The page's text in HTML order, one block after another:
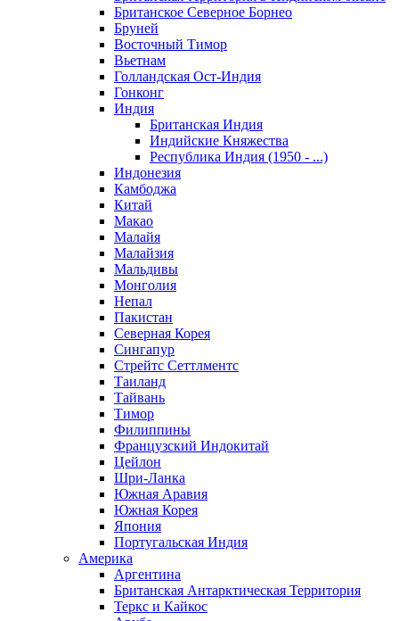
Британское Северное Борнео
Бруней
Восточный Тимор
Вьетнам
Голландская Ост-Индия
Гонконг
Индия
Британская Индия
Индийские Княжества
Республика Индия (1950 - ...)
Индонезия
Камбоджа
Китай
Макао
Малайя
Малайзия
Мальдивы
Монголия
Непал
Пакистан
Северная Корея
Сингапур
Стрейтс Сеттлментс
Таиланд
Тайвань
Тимор
Филиппины
Французский Индокитай
Цейлон
Шри-Ланка
Южная Аравия
Южная Корея
Япония
Португальская Индия
Америка
Аргентина
Британская Антарктическая Территория
Теркс и Кайкос